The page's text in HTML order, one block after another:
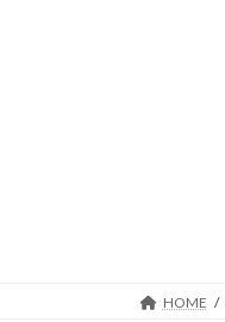
HOME